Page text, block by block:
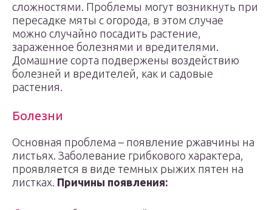
сложностями. Проблемы могут возникнуть при
пересадке мяты с огорода, в этом случае
можно случайно посадить растение,
зараженное болезнями и вредителями.
Домашние сорта подвержены воздействию
болезней и вредителей, как и садовые
растения.
Болезни
Основная проблема – появление ржавчины на
листьях. Заболевание грибкового характера,
проявляется в виде темных рыжих пятен на
листках. Причины появления: